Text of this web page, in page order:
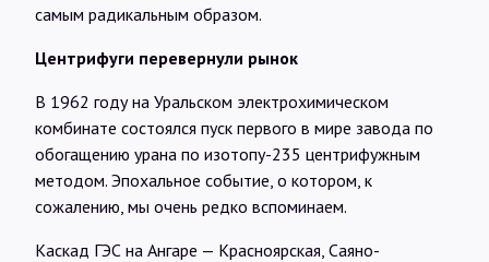
самым радикальным образом.
Центрифуги перевернули рынок
В 1962 году на Уральском электрохимическом
комбинате состоялся пуск первого в мире завода по
обогащению урана по изотопу-235 центрифужным
методом. Эпохальное событие, о котором, к
сожалению, мы очень редко вспоминаем.
Каскад ГЭС на Ангаре — Красноярская, Саяно-